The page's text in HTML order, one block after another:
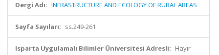
Dergi Adı: INFRASTRUCTURE AND ECOLOGY OF RURAL AREAS
Sayfa Sayıları: ss.249-261
Isparta Uygulamalı Bilimler Üniversitesi Adresli: Hayır